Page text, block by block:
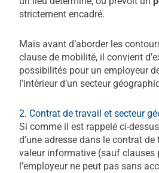
strictement encadré.​
Mais avant d’aborder les
clause de mobilité, il convient
possibilités pour un employeur
l’intérieur d’un secteur
2. Contrat de travail et secteur
Si comme il est rappelé ci-
d’une adresse dans le contrat de
valeur informative (sauf clauses
l’employeur ne peut pas sans